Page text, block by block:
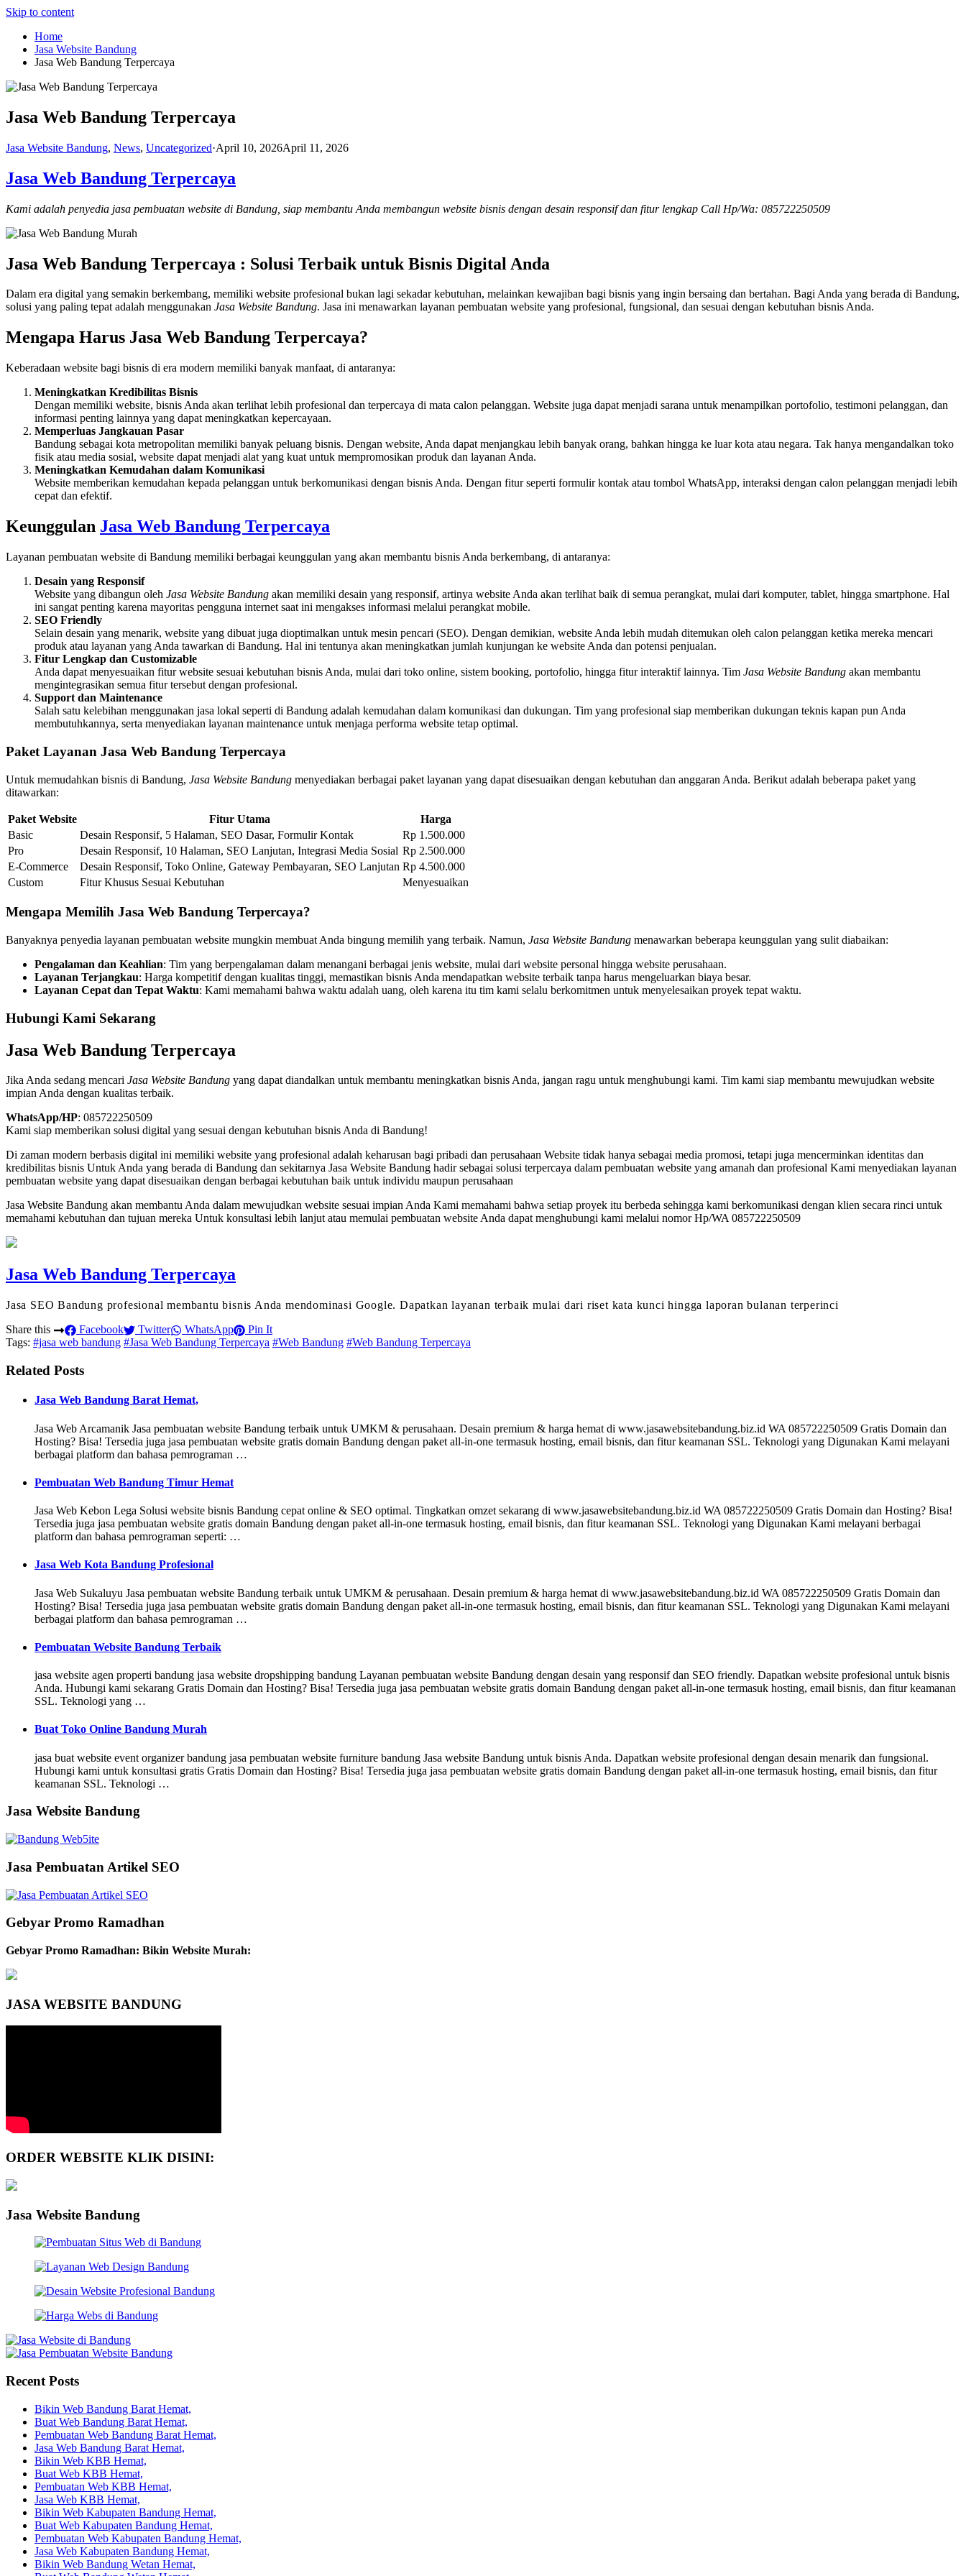
Skip to content
Home
Jasa Website Bandung
Jasa Web Bandung Terpercaya
Jasa Web Bandung Terpercaya
Jasa Website Bandung, News, Uncategorized·April 10, 2026April 11, 2026
Jasa Web Bandung Terpercaya
Kami adalah penyedia jasa pembuatan website di Bandung, siap membantu Anda membangun website bisnis dengan desain responsif dan fitur lengkap Call Hp/Wa: 085722250509
Jasa Web Bandung Terpercaya : Solusi Terbaik untuk Bisnis Digital Anda
Dalam era digital yang semakin berkembang, memiliki website profesional bukan lagi sekadar kebutuhan, melainkan kewajiban bagi bisnis yang ingin bersaing dan bertahan. Bagi Anda yang berada di Bandung,
solusi yang paling tepat adalah menggunakan Jasa Website Bandung. Jasa ini menawarkan layanan pembuatan website yang profesional, fungsional, dan sesuai dengan kebutuhan bisnis Anda.
Mengapa Harus Jasa Web Bandung Terpercaya?
Keberadaan website bagi bisnis di era modern memiliki banyak manfaat, di antaranya:
Meningkatkan Kredibilitas Bisnis
Dengan memiliki website, bisnis Anda akan terlihat lebih profesional dan terpercaya di mata calon pelanggan. Website juga dapat menjadi sarana untuk menampilkan portofolio, testimoni pelanggan, dan
informasi penting lainnya yang dapat meningkatkan kepercayaan.
Memperluas Jangkauan Pasar
Bandung sebagai kota metropolitan memiliki banyak peluang bisnis. Dengan website, Anda dapat menjangkau lebih banyak orang, bahkan hingga ke luar kota atau negara. Tak hanya mengandalkan toko
fisik atau media sosial, website dapat menjadi alat yang kuat untuk mempromosikan produk dan layanan Anda.
Meningkatkan Kemudahan dalam Komunikasi
Website memberikan kemudahan kepada pelanggan untuk berkomunikasi dengan bisnis Anda. Dengan fitur seperti formulir kontak atau tombol WhatsApp, interaksi dengan calon pelanggan menjadi lebih
cepat dan efektif.
Keunggulan Jasa Web Bandung Terpercaya
Layanan pembuatan website di Bandung memiliki berbagai keunggulan yang akan membantu bisnis Anda berkembang, di antaranya:
Desain yang Responsif
Website yang dibangun oleh Jasa Website Bandung akan memiliki desain yang responsif, artinya website Anda akan terlihat baik di semua perangkat, mulai dari komputer, tablet, hingga smartphone. Hal
ini sangat penting karena mayoritas pengguna internet saat ini mengakses informasi melalui perangkat mobile.
SEO Friendly
Selain desain yang menarik, website yang dibuat juga dioptimalkan untuk mesin pencari (SEO). Dengan demikian, website Anda lebih mudah ditemukan oleh calon pelanggan ketika mereka mencari
produk atau layanan yang Anda tawarkan di Bandung. Hal ini tentunya akan meningkatkan jumlah kunjungan ke website Anda dan potensi penjualan.
Fitur Lengkap dan Customizable
Anda dapat menyesuaikan fitur website sesuai kebutuhan bisnis Anda, mulai dari toko online, sistem booking, portofolio, hingga fitur interaktif lainnya. Tim Jasa Website Bandung akan membantu
mengintegrasikan semua fitur tersebut dengan profesional.
Support dan Maintenance
Salah satu kelebihan menggunakan jasa lokal seperti di Bandung adalah kemudahan dalam komunikasi dan dukungan. Tim yang profesional siap memberikan dukungan teknis kapan pun Anda
membutuhkannya, serta menyediakan layanan maintenance untuk menjaga performa website tetap optimal.
Paket Layanan Jasa Web Bandung Terpercaya
Untuk memudahkan bisnis di Bandung, Jasa Website Bandung menyediakan berbagai paket layanan yang dapat disesuaikan dengan kebutuhan dan anggaran Anda. Berikut adalah beberapa paket yang
ditawarkan:
Paket Website Fitur Utama
Harga
Basic
Desain Responsif, 5 Halaman, SEO Dasar, Formulir Kontak
Rp 1.500.000
Pro
Desain Responsif, 10 Halaman, SEO Lanjutan, Integrasi Media Sosial Rp 2.500.000
E-Commerce
Desain Responsif, Toko Online, Gateway Pembayaran, SEO Lanjutan Rp 4.500.000
Custom
Fitur Khusus Sesuai Kebutuhan Menyesuaikan
Mengapa Memilih Jasa Web Bandung Terpercaya?
Banyaknya penyedia layanan pembuatan website mungkin membuat Anda bingung memilih yang terbaik. Namun, Jasa Website Bandung menawarkan beberapa keunggulan yang sulit diabaikan:
Pengalaman dan Keahlian: Tim yang berpengalaman dalam menangani berbagai jenis website, mulai dari website personal hingga website perusahaan.
Layanan Terjangkau: Harga kompetitif dengan kualitas tinggi, memastikan bisnis Anda mendapatkan website terbaik tanpa harus mengeluarkan biaya besar.
Layanan Cepat dan Tepat Waktu: Kami memahami bahwa waktu adalah uang, oleh karena itu tim kami selalu berkomitmen untuk menyelesaikan proyek tepat waktu.
Hubungi Kami Sekarang
Jasa Web Bandung Terpercaya
Jika Anda sedang mencari Jasa Website Bandung yang dapat diandalkan untuk membantu meningkatkan bisnis Anda, jangan ragu untuk menghubungi kami. Tim kami siap membantu mewujudkan website
impian Anda dengan kualitas terbaik.
WhatsApp/HP: 085722250509
Kami siap memberikan solusi digital yang sesuai dengan kebutuhan bisnis Anda di Bandung!
Di zaman modern berbasis digital ini memiliki website yang profesional adalah keharusan bagi pribadi dan perusahaan Website tidak hanya sebagai media promosi, tetapi juga mencerminkan identitas dan
kredibilitas bisnis Untuk Anda yang berada di Bandung dan sekitarnya Jasa Website Bandung hadir sebagai solusi terpercaya dalam pembuatan website yang amanah dan profesional Kami menyediakan layanan
pembuatan website yang dapat disesuaikan dengan berbagai kebutuhan baik untuk individu maupun perusahaan
Jasa Website Bandung akan membantu Anda dalam mewujudkan website sesuai impian Anda Kami memahami bahwa setiap proyek itu berbeda sehingga kami berkomunikasi dengan klien secara rinci untuk
memahami kebutuhan dan tujuan mereka Untuk konsultasi lebih lanjut atau memulai pembuatan website Anda dapat menghubungi kami melalui nomor Hp/WA 085722250509
Jasa Web Bandung Terpercaya
Jasa SEO Bandung profesional membantu bisnis Anda mendominasi Google. Dapatkan layanan terbaik mulai dari riset kata kunci hingga laporan bulanan terperinci
Share this
Facebook Twitter WhatsApp
Pin It
Tags: #jasa web bandung #Jasa Web Bandung Terpercaya #Web Bandung #Web Bandung Terpercaya
Related Posts
Jasa Web Bandung Barat Hemat,
Jasa Web Arcamanik Jasa pembuatan website Bandung terbaik untuk UMKM & perusahaan. Desain premium & harga hemat di www.jasawebsitebandung.biz.id WA 085722250509 Gratis Domain dan
Hosting? Bisa! Tersedia juga jasa pembuatan website gratis domain Bandung dengan paket all-in-one termasuk hosting, email bisnis, dan fitur keamanan SSL. Teknologi yang Digunakan Kami melayani
berbagai platform dan bahasa pemrograman …
Pembuatan Web Bandung Timur Hemat
Jasa Web Kebon Lega Solusi website bisnis Bandung cepat online & SEO optimal. Tingkatkan omzet sekarang di www.jasawebsitebandung.biz.id WA 085722250509 Gratis Domain dan Hosting? Bisa!
Tersedia juga jasa pembuatan website gratis domain Bandung dengan paket all-in-one termasuk hosting, email bisnis, dan fitur keamanan SSL. Teknologi yang Digunakan Kami melayani berbagai
platform dan bahasa pemrograman seperti: …
Jasa Web Kota Bandung Profesional
Jasa Web Sukaluyu Jasa pembuatan website Bandung terbaik untuk UMKM & perusahaan. Desain premium & harga hemat di www.jasawebsitebandung.biz.id WA 085722250509 Gratis Domain dan
Hosting? Bisa! Tersedia juga jasa pembuatan website gratis domain Bandung dengan paket all-in-one termasuk hosting, email bisnis, dan fitur keamanan SSL. Teknologi yang Digunakan Kami melayani
berbagai platform dan bahasa pemrograman …
Pembuatan Website Bandung Terbaik
jasa website agen properti bandung jasa website dropshipping bandung Layanan pembuatan website Bandung dengan desain yang responsif dan SEO friendly. Dapatkan website profesional untuk bisnis
Anda. Hubungi kami sekarang Gratis Domain dan Hosting? Bisa! Tersedia juga jasa pembuatan website gratis domain Bandung dengan paket all-in-one termasuk hosting, email bisnis, dan fitur keamanan
SSL. Teknologi yang …
Buat Toko Online Bandung Murah
jasa buat website event organizer bandung jasa pembuatan website furniture bandung Jasa website Bandung untuk bisnis Anda. Dapatkan website profesional dengan desain menarik dan fungsional.
Hubungi kami untuk konsultasi gratis Gratis Domain dan Hosting? Bisa! Tersedia juga jasa pembuatan website gratis domain Bandung dengan paket all-in-one termasuk hosting, email bisnis, dan fitur
keamanan SSL. Teknologi …
Jasa Website Bandung
Jasa Pembuatan Artikel SEO
Gebyar Promo Ramadhan
Gebyar Promo Ramadhan: Bikin Website Murah:
JASA WEBSITE BANDUNG
ORDER WEBSITE KLIK DISINI:
Jasa Website Bandung
Recent Posts
Bikin Web Bandung Barat Hemat,
Buat Web Bandung Barat Hemat,
Pembuatan Web Bandung Barat Hemat,
Jasa Web Bandung Barat Hemat,
Bikin Web KBB Hemat,
Buat Web KBB Hemat,
Pembuatan Web KBB Hemat,
Jasa Web KBB Hemat,
Bikin Web Kabupaten Bandung Hemat,
Buat Web Kabupaten Bandung Hemat,
Pembuatan Web Kabupaten Bandung Hemat,
Jasa Web Kabupaten Bandung Hemat,
Bikin Web Bandung Wetan Hemat,